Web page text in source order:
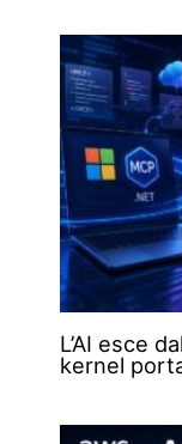
L’AI esce
kernel